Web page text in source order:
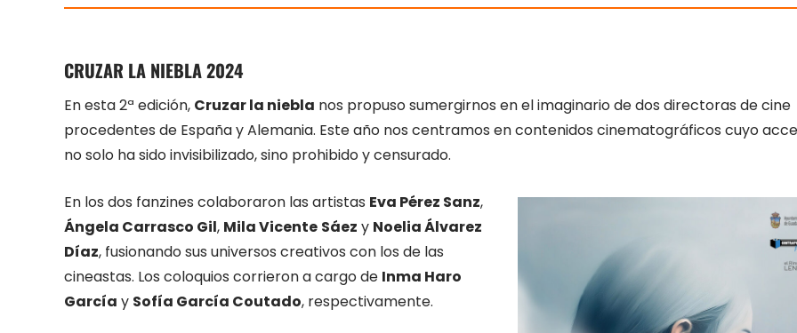
CRUZAR LA NIEBLA 2024
En esta 2ª edición, Cruzar la niebla nos propuso sumergirnos en el imaginario de dos directoras de cine
procedentes de España y Alemania. Este año nos centramos en contenidos cinematográficos cuyo
no solo ha sido invisibilizado, sino prohibido y censurado.
En los dos fanzines colaboraron las artistas Eva Pérez Sanz,
Ángela Carrasco Gil, Mila Vicente Sáez y Noelia Álvarez
Díaz, fusionando sus universos creativos con los de las
cineastas. Los coloquios corrieron a cargo de Inma Haro
García y Sofía García Coutado, respectivamente.